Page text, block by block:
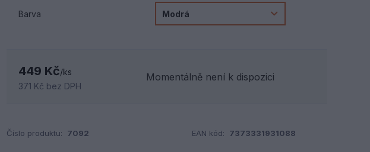
Barva
449 Kč/ks
371 Kč bez DPH
Momentálně není k dispozici
Číslo produktu: 7092 EAN kód: 7373331931088